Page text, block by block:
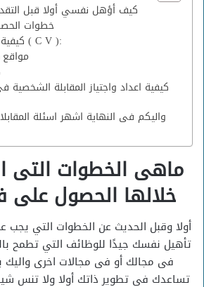
كيف أؤهل نفسي أولا قبل
خطوات
كيفية عمل السيرة الذاتية ( C V ):
مواقع
كيفية اعداد واجتياز المقابلة
واليكم فى النهاية اشهر اسئلة
ماهى الخطوات
خلالها الحصول
أولا وقبل الحديث عن الخطوات التي يجب
تأهيل نفسك جيدًا للوظائف التي تطمح
فى مجالك أو فى مجالات اخرى واليك
تساعدك فى تطوير ذاتك أولا ولا تنس